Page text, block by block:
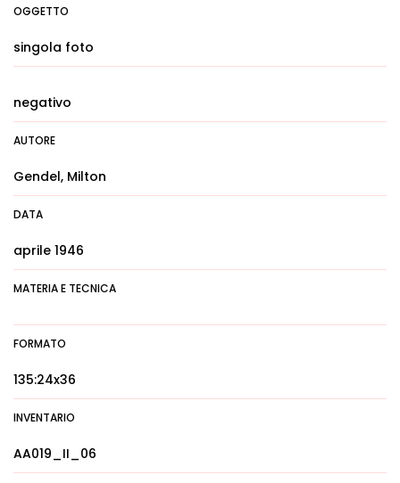
OGGETTO
singola foto
negativo
AUTORE
Gendel, Milton
DATA
aprile 1946
MATERIA E TECNICA
FORMATO
135:24x36
INVENTARIO
AA019_II_06